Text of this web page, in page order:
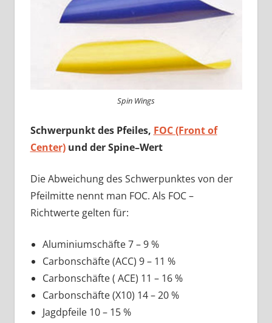
Spin Wings
Schwerpunkt des Pfeiles, FOC (Front of
Center)und der Spine–Wert
Die Abweichung des Schwerpunktes von der
Pfeilmitte nennt man FOC. Als FOC –
Richtwerte gelten für:
Aluminiumschäfte 7 – 9 %
Carbonschäfte (ACC) 9 – 11 %
Carbonschäfte ( ACE) 11 – 16 %
Carbonschäfte (X10) 14 – 20 %
Jagdpfeile 10 – 15 %